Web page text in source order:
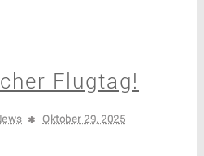
Flugtag!
Oktober 29, 2025